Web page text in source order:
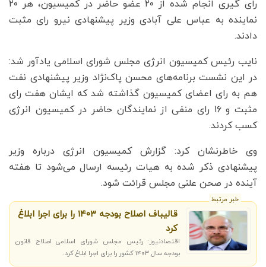
رای گیری انجام شده از ۲۰ عضو حاضر در کمیسیون، هر ۲۰
نماینده به عباس علی آبادی وزیر پیشنهادی نیرو رای مثبت
دادند.
نایب رئیس کمیسیون انرژی مجلس شورای اسلامی یادآور شد:
در این نشست برنامه‌های محسن پاک‌نژاد وزیر پیشنهادی نفت
هم به رای اعضای کمیسیون گذاشته شد که ایشان هفت رای
مثبت و ۱۶ رای منفی از نمایندگان حاضر در کمیسیون انرژی
کسب کردند.
وی خاطرنشان کرد: گزارش کمیسیون انرژی درباره وزیر
پیشنهادی ذکر شده به هیات رئیسه ارسال می‌شود تا هفته
آینده در صحن علنی مجلس قرائت شود.
خبر مرتبط
قالیباف اصلاح بودجه ۱۴۰۳ را برای اجرا ابلاغ
کرد
اقتصادنیوز: رئیس مجلس شورای اسلامی اصلاح قانون
بودجه سال ۱۴۰۳ کشور را برای اجرا ابلاغ کرد.